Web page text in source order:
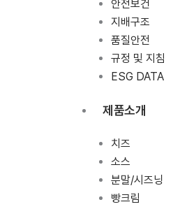
안전보건
지배구조
품질안전
규정 및 지침
ESG DATA
제품소개
치즈
소스
분말/시즈닝
빵크림